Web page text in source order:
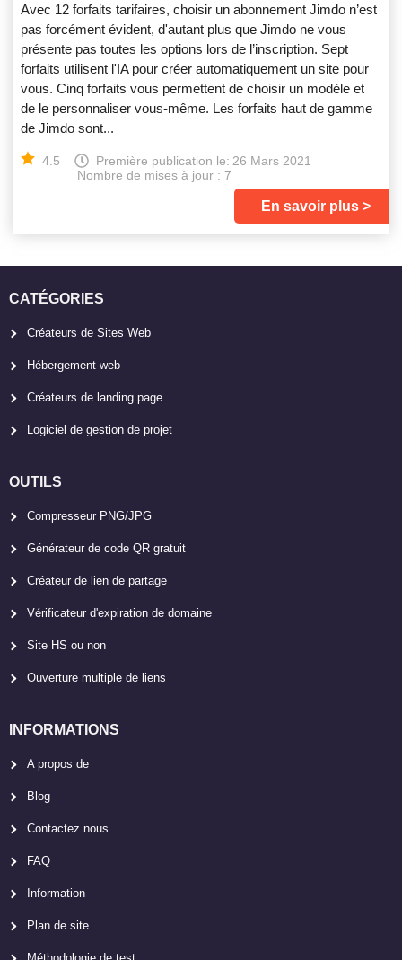
Avec 12 forfaits tarifaires, choisir un abonnement Jimdo n’est
pas forcément évident, d'autant plus que Jimdo ne vous
présente pas toutes les options lors de l’inscription. Sept
forfaits utilisent l'IA pour créer automatiquement un site pour
vous. Cinq forfaits vous permettent de choisir un modèle et
de le personnaliser vous-même. Les forfaits haut de gamme
de Jimdo sont...
4.5 Première publication le: 26 Mars 2021
Nombre de mises à jour : 7
En savoir plus
CATÉGORIES
Créateurs de Sites Web
Hébergement web
Créateurs de landing page
Logiciel de gestion de projet
OUTILS
Compresseur PNG/JPG
Générateur de code QR gratuit
Créateur de lien de partage
Vérificateur d'expiration de domaine
Site HS ou non
Ouverture multiple de liens
INFORMATIONS
A propos de
Blog
Contactez nous
FAQ
Information
Plan de site